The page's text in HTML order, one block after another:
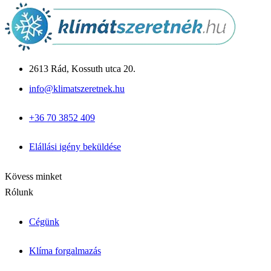
Monoblokkos
Split rendszerű
Csomagajánlatok
Panasonic Aquarea
Midea M-Thermal
Fujitsu Waterstage
Csendes hálószoba klíma
Blog cikkek
2613 Rád, Kossuth utca 20.
info@klimatszeretnek.hu
+36 70 3852 409
Elállási igény beküldése
Kövess minket
Rólunk
Cégünk
Klíma forgalmazás